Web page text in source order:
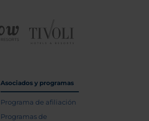
Asociados y programas
Programa de afiliación
Programas de